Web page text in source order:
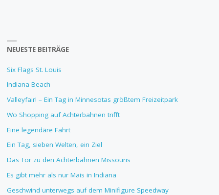
NEUESTE BEITRÄGE
Six Flags St. Louis
Indiana Beach
Valleyfair! – Ein Tag in Minnesotas größtem Freizeitpark
Wo Shopping auf Achterbahnen trifft
Eine legendäre Fahrt
Ein Tag, sieben Welten, ein Ziel
Das Tor zu den Achterbahnen Missouris
Es gibt mehr als nur Mais in Indiana
Geschwind unterwegs auf dem Minifigure Speedway